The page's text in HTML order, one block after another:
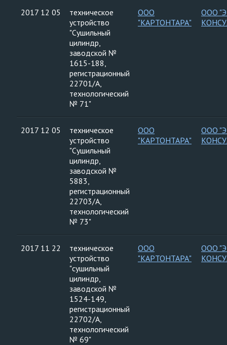
2017 12 05
техническое
устройство
"Сушильный
цилиндр,
заводской №
1615-188,
регистрационный
22701/А,
технологический
№ 71"
ООО
"КАРТОНТАРА"
ООО
2017 12 05
техническое
устройство
"Сушильный
цилиндр,
заводской №
5883,
регистрационный
22703/А,
технологический
№ 73"
ООО
"КАРТОНТАРА"
ООО
2017 11 22
техническое
устройство
"сушильный
цилиндр,
заводской №
1524-149,
регистрационный
22702/А,
технологический
№ 69"
ООО
"КАРТОНТАРА"
ООО